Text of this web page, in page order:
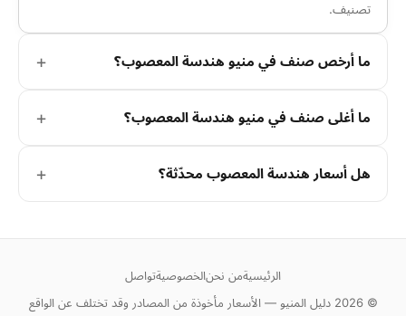
تصنيف.
ما أرخص صنف في منيو هندسة المعصوب؟
ما أغلى صنف في منيو هندسة المعصوب؟
هل أسعار هندسة المعصوب محدّثة؟
الرئيسيةمن نحنالخصوصيةتواصل
© 2026 دليل المنيو — الأسعار مأخوذة من المصادر وقد تختلف عن الواقع